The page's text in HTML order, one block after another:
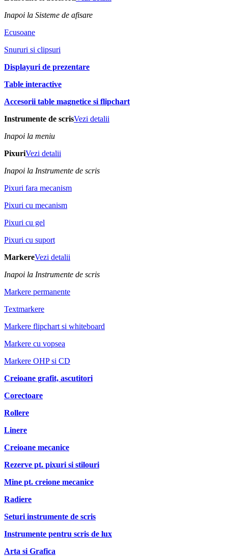
Inapoi la Sisteme de afisare
Ecusoane
Snururi si clipsuri
Displayuri de prezentare
Table interactive
Accesorii table magnetice si flipchart
Instrumente de scrisVezi detalii
Inapoi la meniu
PixuriVezi detalii
Inapoi la Instrumente de scris
Pixuri fara mecanism
Pixuri cu mecanism
Pixuri cu gel
Pixuri cu suport
MarkereVezi detalii
Inapoi la Instrumente de scris
Markere permanente
Textmarkere
Markere flipchart si whiteboard
Markere cu vopsea
Markere OHP si CD
Creioane grafit, ascutitori
Corectoare
Rollere
Linere
Creioane mecanice
Rezerve pt. pixuri si stilouri
Mine pt. creione mecanice
Radiere
Seturi instrumente de scris
Instrumente pentru scris de lux
Arta si Grafica